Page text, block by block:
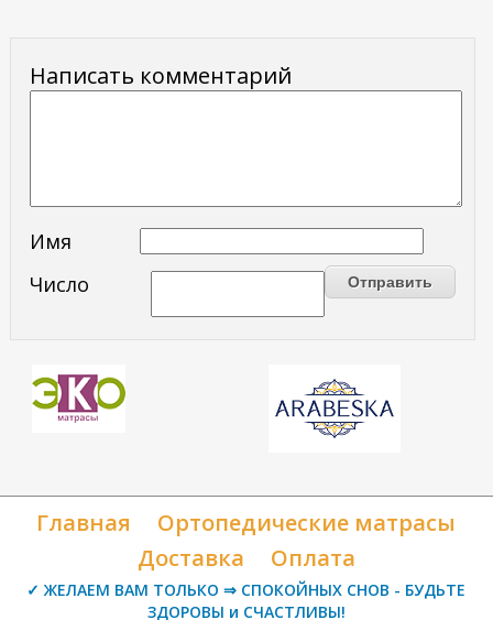
Написать комментарий
Имя
Число
Главная
Ортопедические матрасы
Доставка
Оплата
✓ ЖЕЛАЕМ ВАМ ТОЛЬКО ⇒ СПОКОЙНЫХ СНОВ - БУДЬТЕ
ЗДОРОВЫ и СЧАСТЛИВЫ!